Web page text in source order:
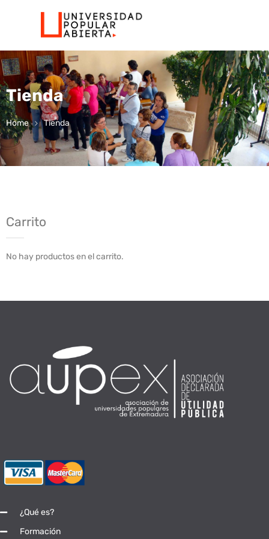
Tienda
Home Tienda
Carrito
No hay productos en el carrito.
¿Qué es?
Formación